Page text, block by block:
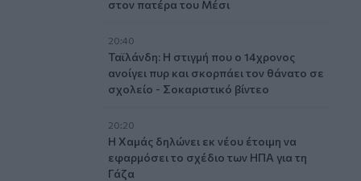
του
στον πατέρα του Μέσι
20:40
Ταϊλάνδη: Η στιγμή που ο 14χρονος
ανοίγει πυρ και σκορπάει τον θάνατο σε
σχολείο - Σοκαριστικό βίντεο
20:20
Η Χαμάς δηλώνει εκ νέου έτοιμη να
εφαρμόσει το σχέδιο των ΗΠΑ για τη
Γάζα